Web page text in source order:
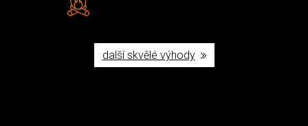
další skvělé výhody